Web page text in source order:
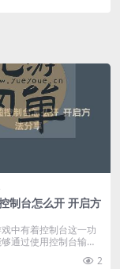
制台怎么开 开启方
中有着控制台这一功
通过使用控制台输入
到某些想...
2